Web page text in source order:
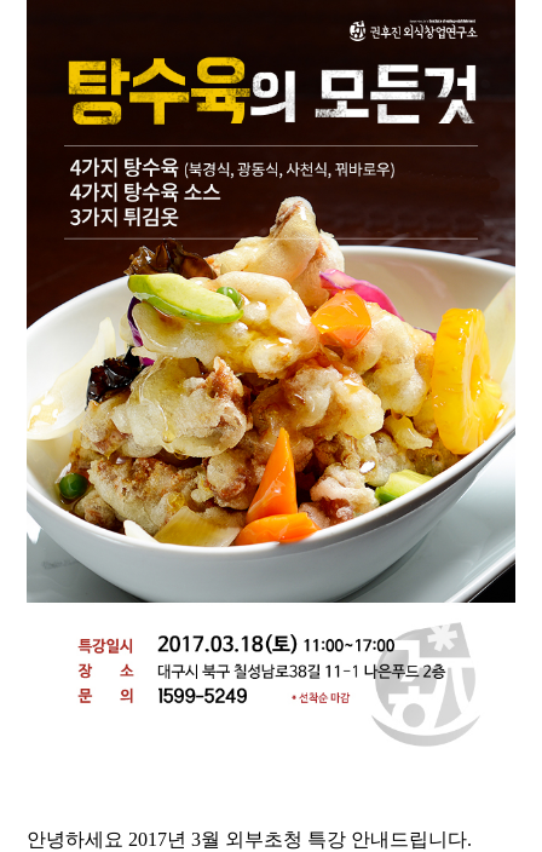
안녕하세요 2017년 3월 외부초청 특강 안내드립니다.